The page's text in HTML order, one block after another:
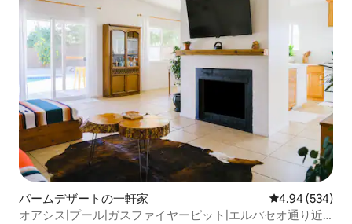
パームデザートの一軒家 レビュー534
4.94 (534)
オアシス|プール|ガスファイヤーピット|エルパセオ通り近